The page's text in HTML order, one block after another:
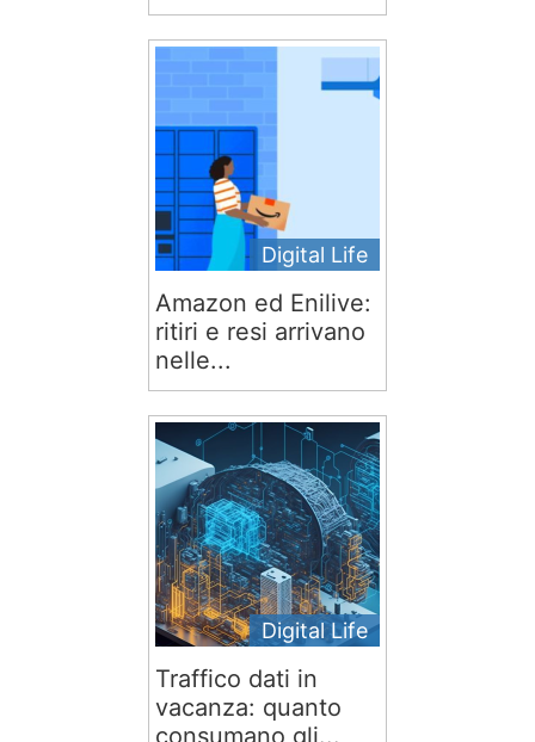
Digital Life
Amazon ed Enilive:
ritiri e resi arrivano
nelle...
Digital Life
Traffico dati in
vacanza: quanto
consumano gli...